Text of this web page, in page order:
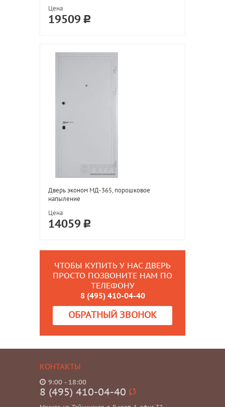
Цена
19509
Дверь эконом МД-365, порошковое
напыление
Цена
14059
ЧТОБЫ КУПИТЬ У НАС ДВЕРЬ
ПРОСТО ПОЗВОНИТЕ НАМ ПО
ТЕЛЕФОНУ
8 (495) 410-04-40
ОБРАТНЫЙ ЗВОНОК
КОНТАКТЫ
9:00 - 18:00
8 (495) 410-04-40